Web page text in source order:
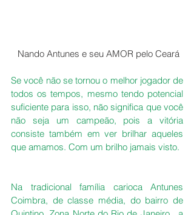
Nando Antunes e seu AMOR pelo Ceará
Se você não se tornou o melhor jogador de
todos os tempos, mesmo tendo potencial
suficiente para isso, não significa que você
não seja um campeão, pois a vitória
consiste também em ver brilhar aqueles
que amamos. Com um brilho jamais visto.
Na tradicional família carioca Antunes
Coimbra, de classe média, do bairro de